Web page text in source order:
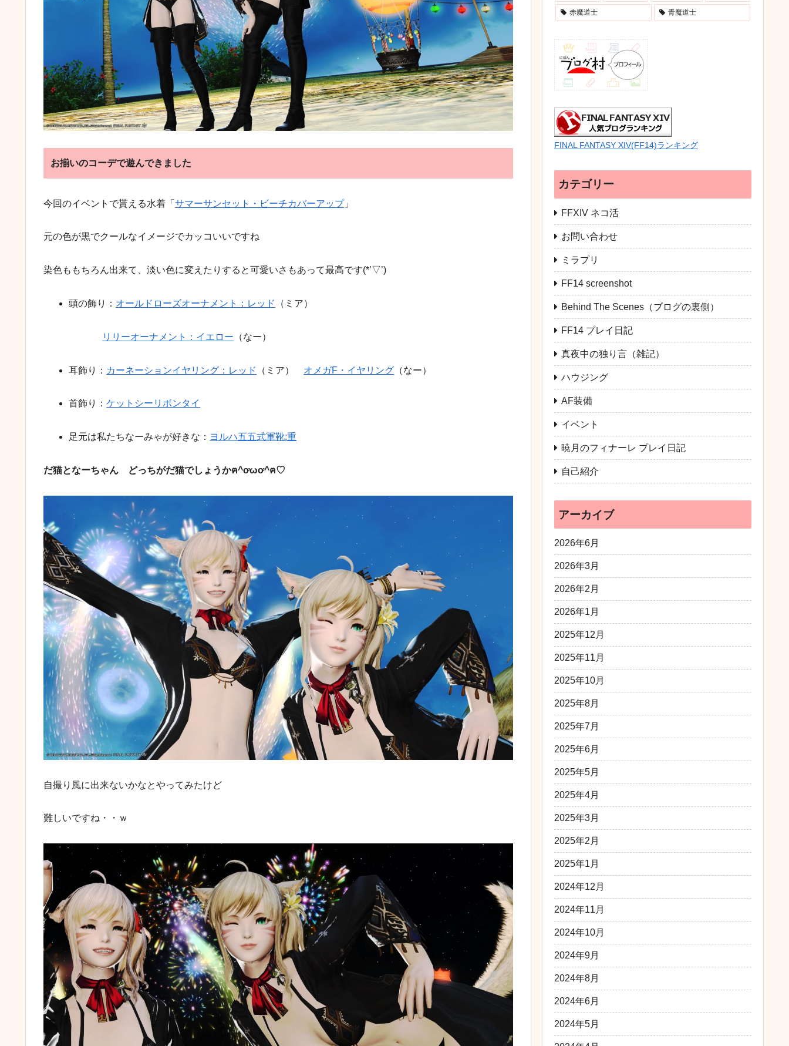
お揃いのコーデで遊んできました
今回のイベントで貰える水着「 サマーサンセット・ビーチカバーアップ」
元の色が黒でクールなイメージでカッコいいですね
染色ももちろん出来て、淡い色に変えたりすると可愛いさもあって最高です(*’▽’)
頭の飾り： オールドローズオーナメント：レッド （ミア）
リリーオーナメント：イエロー （なー）
耳飾り： カーネーションイヤリング：レッド （ミア） オメガF・イヤリング （なー）
首飾り：ケットシーリボンタイ
足元は私たちなーみゃが好きな： ヨルハ五五式軍靴:重
だ猫となーちゃん どっちがだ猫でしょうかฅ^ơωơ^ฅ♡
自撮り風に出来ないかなとやってみたけど
難しいですね・・ｗ
赤魔道士 青魔道士
FINAL FANTASY XIV(FF14)ランキング
カテゴリー
FFXIV ネコ活
お問い合わせ
ミラプリ
FF14 screenshot
Behind The Scenes（ブログの裏側）
FF14 プレイ日記
真夜中の独り言（雑記）
ハウジング
AF装備
イベント
暁月のフィナーレ プレイ日記
自己紹介
アーカイブ
2026年6月
2026年3月
2026年2月
2026年1月
2025年12月
2025年11月
2025年10月
2025年8月
2025年7月
2025年6月
2025年5月
2025年4月
2025年3月
2025年2月
2025年1月
2024年12月
2024年11月
2024年10月
2024年9月
2024年8月
2024年6月
2024年5月